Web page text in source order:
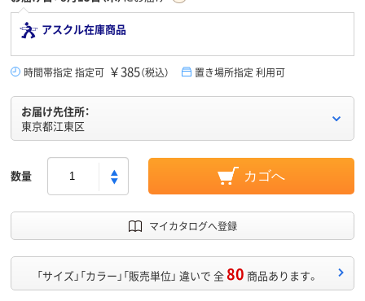
アスクル在庫商品
時間帯指定 指定可 ￥385（税込） 置き場所指定 利用可
お届け先住所：
東京都江東区
数量 カゴへ
マイカタログへ登録
「サイズ」「カラー」「販売単位」 違いで 全80 商品あります。